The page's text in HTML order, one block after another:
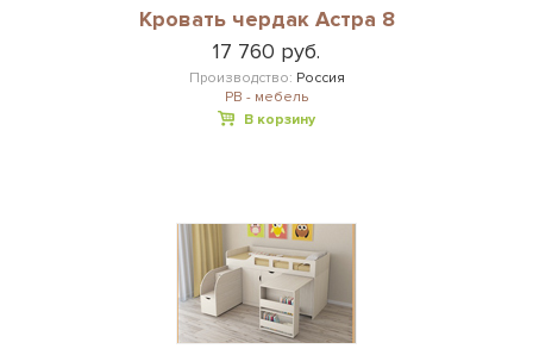
Кровать чердак Астра 8
17 760 руб.
Производство: Россия
РВ - мебель
В корзину